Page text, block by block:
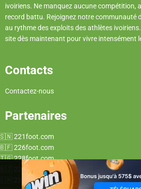
ivoiriens. Ne manquez aucune compétition,
record battu. Rejoignez notre communauté
au rythme des exploits des athlètes
site dès maintenant pour vivre intensément
Contacts
Contactez-nous
Partenaires
221foot.com
226foot.com
228foot.com
229foot.com
237foot.com